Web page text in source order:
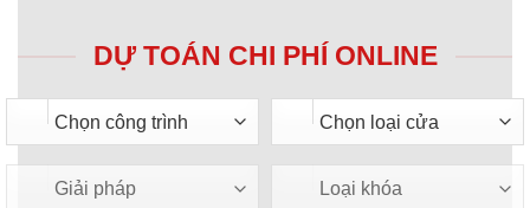
DỰ TOÁN CHI PHÍ ONLINE